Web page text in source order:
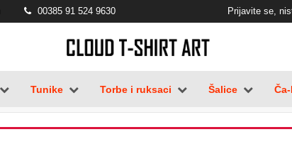
00385 91 524 9630 Prijavite se,
Tunike Torbe i ruksaci Šalice